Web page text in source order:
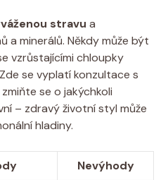
stravu a
a minerálů. Někdy může být
vzrůstajícími chloupky
se vyplatí konzultace s
se o jakýchkoli
– zdravý životní styl může
hladiny.
Nevýhody